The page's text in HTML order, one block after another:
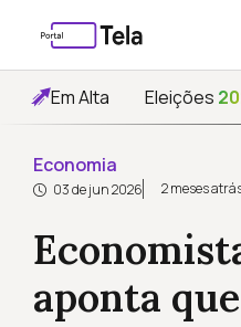
Em Alta Eleições
Economia
03 de jun 2026 2 meses
aponta